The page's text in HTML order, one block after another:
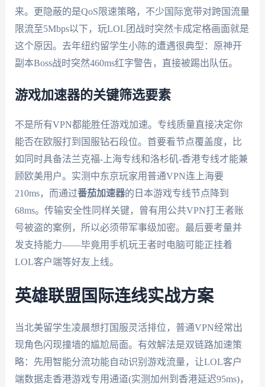
来。更隐蔽的是QoS限速策略，不少国际宽带对跨国流量
限流至5Mbps以下，玩LOL团战时突然卡成定格画面就是
这个原因。去年纽约留学生小陈的遭遇很典型：原神开
副本Boss战时突然460ms红字警告，直接被踢出队伍。
游戏加速器的关键筛选要素
不是所有VPN都能胜任游戏加速。专线质量直接决定你
能否在欧服打到国服钻石段位。首要看节点覆盖度，比
如同时具备法兰克福-上海专线和洛杉矶-香港专线才能兼
顾欧美用户。实测中东京玩家用普通VPN连上海要
210ms，而通过番茄加速器的日本游戏专线节点降到
68ms。传输安全性同样关键，曾有用公共VPN打王者账
号被盗的案例，所以必须带军事级加密。最后要考量并
发支持能力——毕竟用手机玩王者时电脑可能正挂着
LOL客户端等好友上线。
英雄联盟国际连线实战方案
当北美留学生凌晨想打国服灵活排位，普通VPN经常出
现角色闪现撞墙的尴尬局面。有效解法是双链路加速策
略：先用智能分流功能自动识别游戏流量，让LOL客户
端数据走香港游戏专用通道(实测加州到香港延迟95ms)，